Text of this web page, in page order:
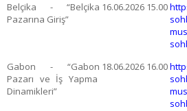
Belçika - “Belçika
Pazarına Giriş”
16.06.2026 15.00
Gabon - “Gabon
Pazarı ve İş Yapma
Dinamikleri”
18.06.2026 16.00